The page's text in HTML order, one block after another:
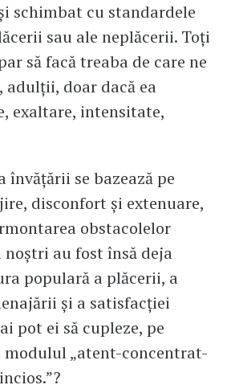
schimbat cu standardele
sau ale neplăcerii. Toți
să facă treaba de care ne
adulții, doar dacă ea
exaltare, intensitate,
învățării se bazează pe
disconfort și extenuare,
obstacolelor
au fost însă deja
populară a plăcerii, a
și a satisfacției
pot ei să cupleze, pe
„atent-concentrat-